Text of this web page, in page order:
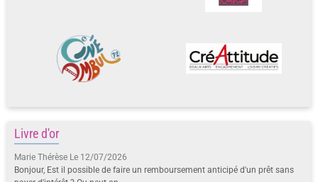
Livre d'or
Marie Thérèse Le 12/07/2026
Bonjour, Est il possible de faire un remboursement anticipé d'un prêt sans